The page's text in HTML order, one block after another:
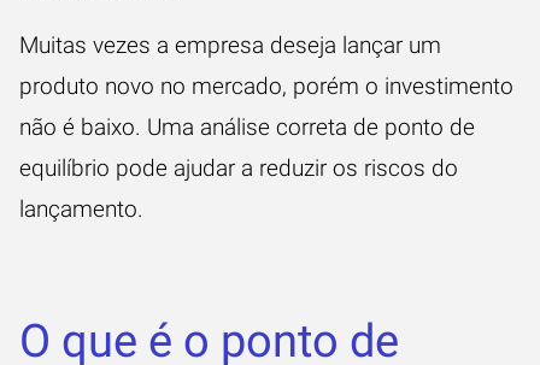
Muitas vezes a empresa deseja lançar um
produto novo no mercado, porém o investimento
não é baixo. Uma análise correta de ponto de
equilíbrio pode ajudar a reduzir os riscos do
lançamento.
O que é o ponto de